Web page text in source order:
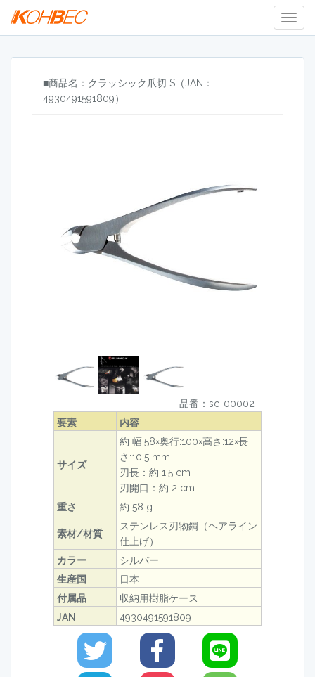
■商品名：クラッシック爪切 S（JAN：
4930491591809）
品番：sc-00002
要素
内容
サイズ
約 幅:58×奥行:100×高さ:12×長
さ:10.5 mm
刃長：約 1.5 cm
刃開口：約 2 cm
重さ
約 58 g
素材/材質
ステンレス刃物鋼（ヘアライン
仕上げ）
カラー
シルバー
生産国
日本
付属品
収納用樹脂ケース
JAN
4930491591809